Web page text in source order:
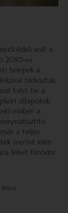
volt a
2010-es
telepek a
birkóztak
folyt be a
állapotok
ember a
a teljes
szerint idén
lehet fürödni